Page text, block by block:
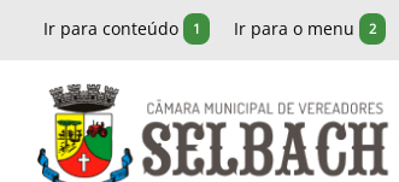
Ir para conteúdo 1 Ir para o menu 2